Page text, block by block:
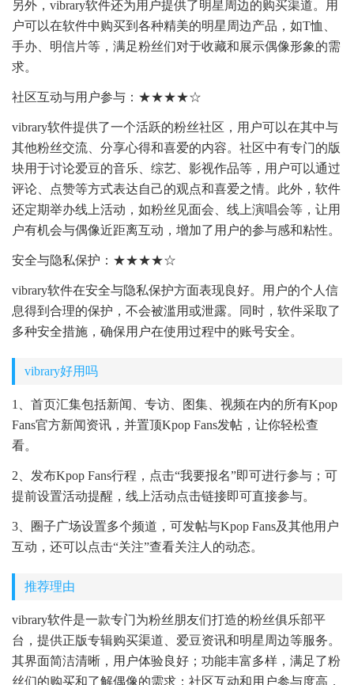
另外，vibrary软件还为用户提供了明星周边的购买渠道。用
户可以在软件中购买到各种精美的明星周边产品，如T恤、
手办、明信片等，满足粉丝们对于收藏和展示偶像形象的需
求。
社区互动与用户参与：★★★★☆
vibrary软件提供了一个活跃的粉丝社区，用户可以在其中与
其他粉丝交流、分享心得和喜爱的内容。社区中有专门的版
块用于讨论爱豆的音乐、综艺、影视作品等，用户可以通过
评论、点赞等方式表达自己的观点和喜爱之情。此外，软件
还定期举办线上活动，如粉丝见面会、线上演唱会等，让用
户有机会与偶像近距离互动，增加了用户的参与感和粘性。
安全与隐私保护：★★★★☆
vibrary软件在安全与隐私保护方面表现良好。用户的个人信
息得到合理的保护，不会被滥用或泄露。同时，软件采取了
多种安全措施，确保用户在使用过程中的账号安全。
vibrary好用吗
1、首页汇集包括新闻、专访、图集、视频在内的所有Kpop
Fans官方新闻资讯，并置顶Kpop Fans发帖，让你轻松查
看。
2、发布Kpop Fans行程，点击“我要报名”即可进行参与；可
提前设置活动提醒，线上活动点击链接即可直接参与。
3、圈子广场设置多个频道，可发帖与Kpop Fans及其他用户
互动，还可以点击“关注”查看关注人的动态。
推荐理由
vibrary软件是一款专门为粉丝朋友们打造的粉丝俱乐部平
台，提供正版专辑购买渠道、爱豆资讯和明星周边等服务。
其界面简洁清晰，用户体验良好；功能丰富多样，满足了粉
丝们的购买和了解偶像的需求；社区互动和用户参与度高，